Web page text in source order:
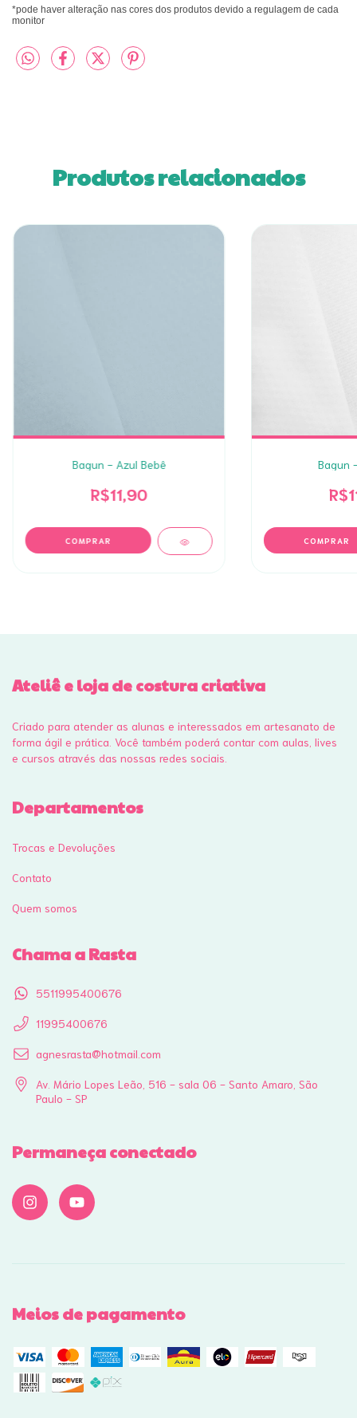
*pode haver alteração nas cores dos produtos devido a regulagem de cada
monitor
Produtos relacionados
Bagun - Azul Bebê
R$11,90
Bagun
Ateliê e loja de costura criativa
Criado para atender as alunas e interessados em artesanato de
forma ágil e prática. Você também poderá contar com aulas, lives
e cursos através das nossas redes sociais.
Departamentos
Trocas e Devoluções
Contato
Quem somos
Chama a Rasta
5511995400676
11995400676
agnesrasta@hotmail.com
Av. Mário Lopes Leão, 516 - sala 06 - Santo Amaro, São
Paulo - SP
Permaneça conectado
Meios de pagamento